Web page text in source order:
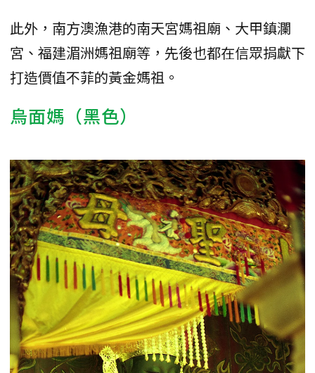
此外，南方澳漁港的南天宮媽祖廟、大甲鎮瀾
宮、福建湄洲媽祖廟等，先後也都在信眾捐獻下
打造價值不菲的黃金媽祖。
烏面媽（黑色）